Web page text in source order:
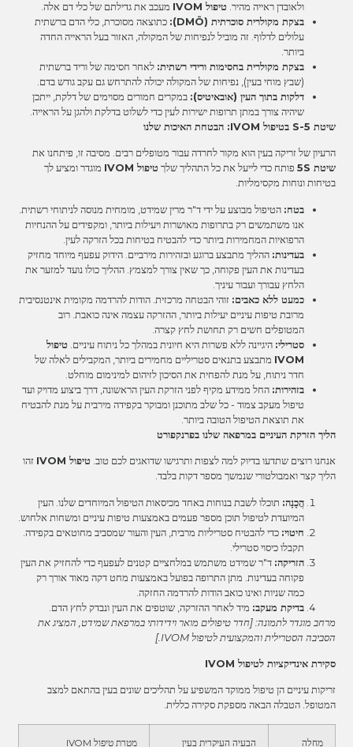
ולאובדן ראייה מהיר. טיפול IVOM
מעכב את גדילתם של כלי דם אלה.
בצקת מקולרית סוכרתית (DMÖ):
כתוצאה מסוכרת, כלי הדם ברשתית
עלולים לדלוף. זה מוביל לנפיחות של המקולה, האזור בעל הראייה החדה
ביותר.
בצקת מקולרית בחסימות ורידי רשתית: לאחר חסימה של וריד ברשתית
(שבץ מוחי בעין), נפיחות של המקולה יכולה להתרחש גם עקב גודש בדם.
דלקות בתוך העין (אובאיטיס): במקרים חמורים מסוימים של דלקת, ייתכן
שיהיה צורך במתן תרופות ישירות לעין כדי לשלוט בדלקת ולהגן על הראייה.
שיטת 5-S בטיפול IVOM: הבטחת האיכות שלנו
הרעיון של זריקה בעין הוא מקור לחרדה עבור מטופלים רבים. מסיבה זו, פיתחנו את
שיטת 5S
פותח כדי לייעל את כל התהליך שלך טיפול IVOM
מוגדר ומציע לך
בטיחות ונוחות מקסימליות.
בטח: הטיפול מבוצע על ידי ד"ר מרין שמידט, מומחית מנוסה לניתוחי רשתית.
אנו משתמשים רק בתרופות מאושרות ויעילות ביותר, ומקפידים על ההנחיות
הרפואיות המחמירות ביותר כדי להבטיח בטיחות בכל הזרקה לעין.
בעדינות: ההליך מתבצע ברוגע ובזהירות מירביים. הידוק עפעף מיוחד מחזיק
בעדינות את העין פקוחה, כך שאין צורך למצמץ. ההליך כולו נועד למזער את
הלחץ עבורך ועבור עיניך.
כמעט ללא כאבים: זוהי הבטחה מרכזית. הודות להרדמה מקומית אינטנסיבית
מרובת טיפות עיניים יעילות ביותר, ההזרקה עצמה אינה כואבת. רוב
המטופלים חשים רק תחושת לחץ קצרה.
סטרילי: היגיינה ללא פשרות היא חיונית במהלך כל ניתוח עיניים. טיפול
IVOM מתבצע בתנאים סטריליים מחמירים ביותר, המקבילים לאלה של
חדר ניתוח, על מנת להפחית את הסיכון לזיהום למינימום מוחלט.
בזהירות: החל ממידע מקיף לפני הזרקת העין הראשונה, דרך ביצוע מדויק ועד
טיפול מעקב צמוד - כל שלב מתוכנן ומבוקר בקפידה מירבית על מנת להבטיח
את תוצאת הטיפול הטובה ביותר.
הליך הזרקת העיניים במרפאה שלנו בפרנקפורט
אנחנו רוצים שתדעו בדיוק למה לצפות ותרגישו שדואגים לכם טוב. טיפול IVOM
זהו
הליך קצר ואמבולטורי שנמשך מספר דקות בלבד.
הֲכָנָה: תוכלו לשבת בנוחות באחד מכיסאות הטיפול המיוחדים שלנו. העין
המיועדת לטיפול תוכן מספר פעמים באמצעות טיפות עיניים ומשחות אלחוש.
חיטוי: כדי להבטיח סטריליות מרבית, העין והעור שמסביב מחוטאים בקפידה.
תקבלו כיסוי סטרילי.
הזריקה: ד"ר שמידט משתמש במלחציים קטנים לעפעף כדי להחזיק את העין
פקוחה בעדינות. מתן התרופה בפועל באמצעות מחט דקה מאוד אורך רק
כמה שניות ואינו כואב הודות להרדמה החזקה.
בדיקת מעקב: מיד לאחר ההזרקה, שוטפים את העין ונבדק לחץ הדם.
מרחב מוגדר לתמונה: [חדר טיפולים מואר וידידותי במרפאת שמידט, המציג את
הסביבה הסטרילית והמקצועית לטיפול IVOM.]
סקירת אינדיקציות לטיפול IVOM
זריקות עיניים הן טיפול ממוקד המשפיע על תהליכים שונים בעין בהתאם למצב
המטופל. הטבלה הבאה מספקת סקירה כללית.
מחלה הבעיה העיקרית בעין מטרת טיפול IVOM